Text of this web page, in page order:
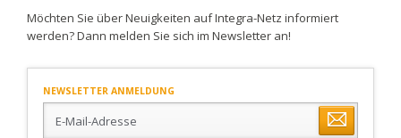
Möchten Sie über Neuigkeiten auf Integra-Netz informiert
werden? Dann melden Sie sich im Newsletter an!
NEWSLETTER ANMELDUNG
Mail-